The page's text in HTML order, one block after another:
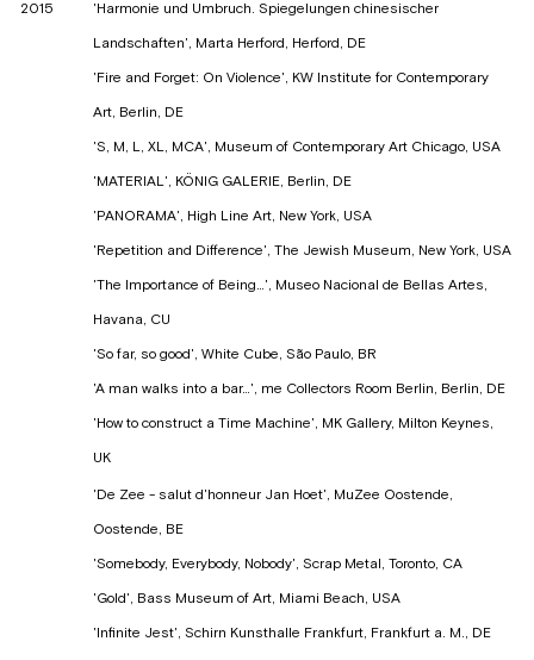
2015 'Harmonie und Umbruch. Spiegelungen chinesischer
Landschaften', Marta Herford, Herford, DE
'Fire and Forget: On Violence', KW Institute for Contemporary
Art, Berlin, DE
'S, M, L, XL, MCA', Museum of Contemporary Art Chicago, USA
'MATERIAL', KÖNIG GALERIE, Berlin, DE
'PANORAMA', High Line Art, New York, USA
'Repetition and Difference', The Jewish Museum, New York, USA
'The Importance of Being…', Museo Nacional de Bellas Artes,
Havana, CU
'So far, so good', White Cube, São Paulo, BR
'A man walks into a bar…', me Collectors Room Berlin, Berlin, DE
'How to construct a Time Machine', MK Gallery, Milton Keynes,
UK
'De Zee - salut d'honneur Jan Hoet', MuZee Oostende,
Oostende, BE
'Somebody, Everybody, Nobody', Scrap Metal, Toronto, CA
'Gold', Bass Museum of Art, Miami Beach, USA
'Infinite Jest', Schirn Kunsthalle Frankfurt, Frankfurt a. M., DE